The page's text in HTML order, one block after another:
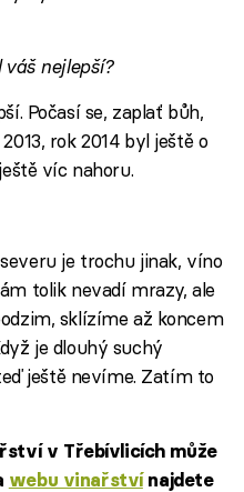
nejlepší?
Počasí se, zaplať bůh,
rok 2014 byl ještě o
víc nahoru.
je trochu jinak, víno
tolik nevadí mrazy, ale
sklízíme až koncem
je dlouhý suchý
ještě nevíme. Zatím to
v Třebívlicích může
webu vinařstvínajdete